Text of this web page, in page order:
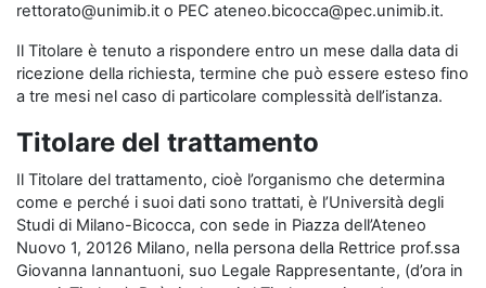
rettorato@unimib.it o PEC ateneo.bicocca@pec.unimib.it.
Il Titolare è tenuto a rispondere entro un mese dalla data di
ricezione della richiesta, termine che può essere esteso fino
a tre mesi nel caso di particolare complessità dell’istanza.
Titolare del trattamento
Il Titolare del trattamento, cioè l’organismo che determina
come e perché i suoi dati sono trattati, è l’Università degli
Studi di Milano-Bicocca, con sede in Piazza dell’Ateneo
Nuovo 1, 20126 Milano, nella persona della Rettrice prof.ssa
Giovanna Iannantuoni, suo Legale Rappresentante, (d’ora in